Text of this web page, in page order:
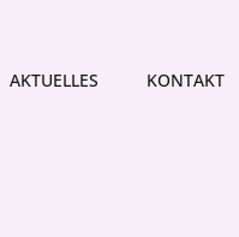
AKTUELLES KONTAKT